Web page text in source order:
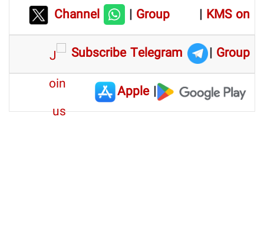
Channel |Group | KMS on
Subscribe Telegram
| Group
|
Apple